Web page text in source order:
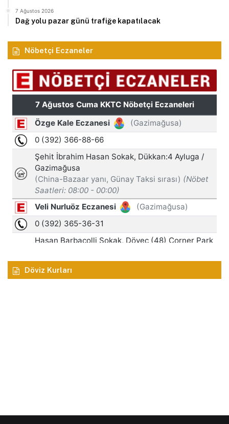
7 Ağustos 2026
Dağ yolu pazar günü trafiğe kapatılacak
Nöbetçi Eczaneler
Döviz Kurları